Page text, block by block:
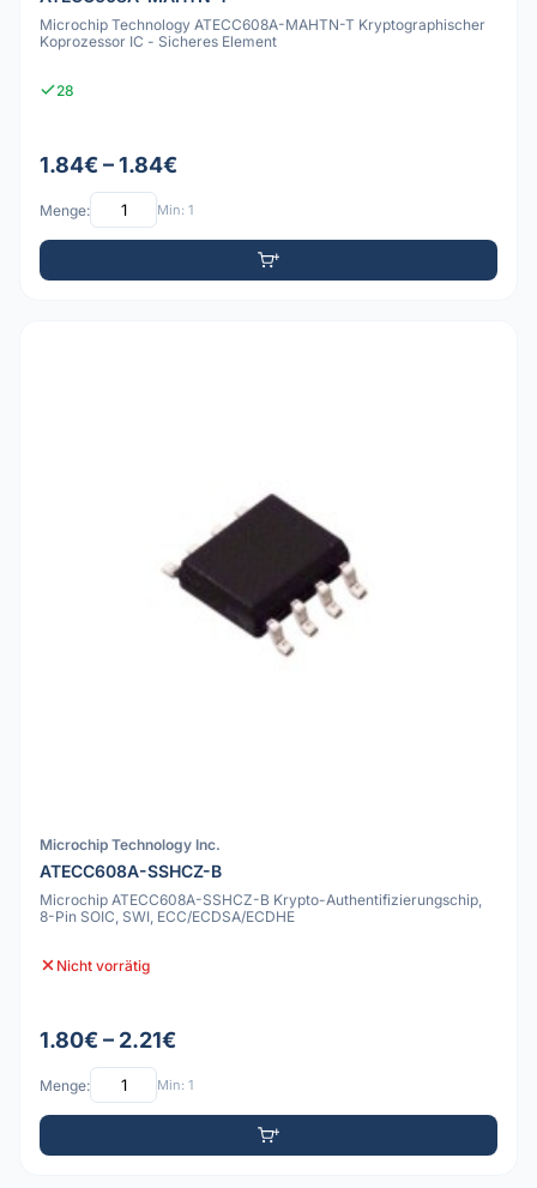
Microchip Technology ATECC608A-MAHTN-T Kryptographischer
Koprozessor IC - Sicheres Element
28
1.84€ – 1.84€
Menge: Min: 1
Microchip Technology Inc.
ATECC608A-SSHCZ-B
Microchip ATECC608A-SSHCZ-B Krypto-Authentifizierungschip,
8-Pin SOIC, SWI, ECC/ECDSA/ECDHE
Nicht vorrätig
1.80€ – 2.21€
Menge: Min: 1